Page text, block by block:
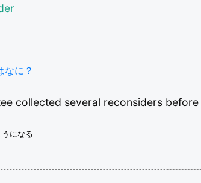
なに？
collected several reconsiders before
になる